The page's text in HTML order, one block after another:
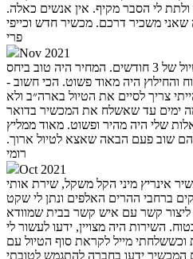
ולתת לי הסבר מקיף. אין אנשים כאלה.
פרי
Nov 2021
שכרתי מהם מכשיר לוייני לטיול של 3 חודשים. המחיר היה טוב ביחס
והחילוץ היה מאוד פשוט. הכי חשוב -
צריך לסיים את הטיול בארה״ב ולא
ימים עד שאשלח את המכשיר בדואר
שלי היה מהיר ופשוט. מאוד ממליץ
שוב פעם הבאה שאצא לטיול ארוך.‏
רומי
Oct 2021
אינריץ מיני הקל משקל, שירת אותי
ברחבי ההרים האלפים ונתן לי שקט
ליצור קשר עם איש קשר בבית שמוודא
השירות היה מצויין, ידעו לעשור לי
וכששלחתי מייל לקראת סוף הטיול עם
ידעו בחברה להתגמש לטובתי